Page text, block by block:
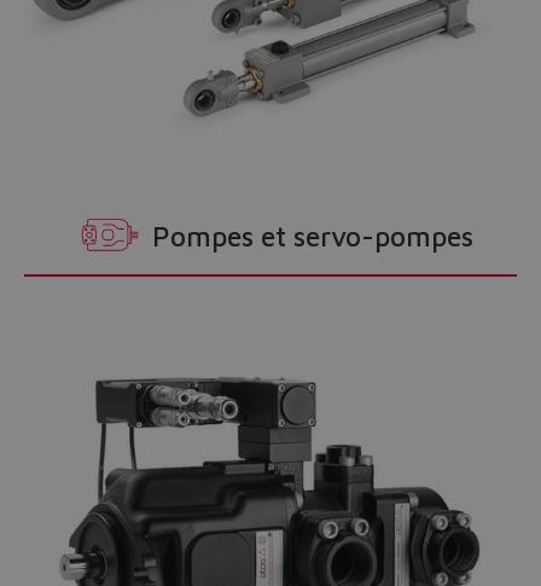
Pompes et servo-pompes